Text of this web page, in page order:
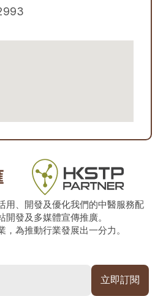
用、開發及優化我們的中醫服務配
發及多媒體宣傳推廣。
為推動行業發展出一分力。